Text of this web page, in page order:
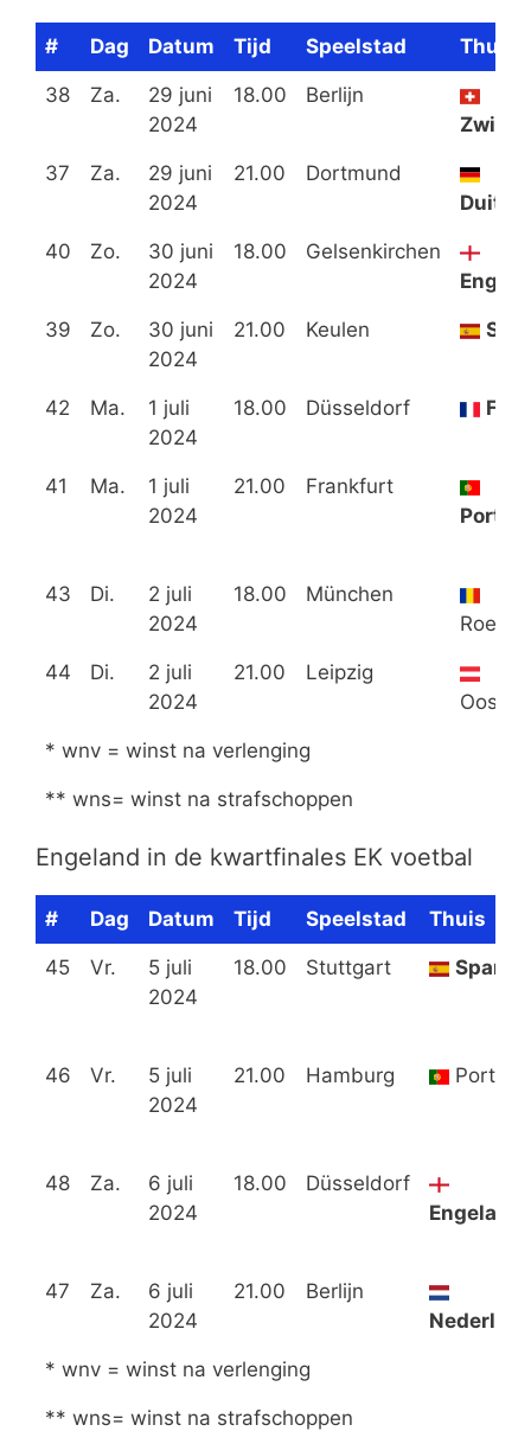
# Dag Datum Tijd Speelstad Thuis
38 Za.
29 juni
2024
18.00
Berlijn
37 Za.
29 juni
2024
21.00
Dortmund
40 Zo.
30 juni
2024
18.00
Gelsenkirchen
39 Zo.
30 juni
2024
21.00 Keulen
42 Ma.
1 juli
2024
18.00 Düsseldorf
41 Ma.
1 juli
2024
21.00
Frankfurt
43 Di.
2 juli
2024
18.00
München
44 Di.
2 juli
2024
21.00
Leipzig
* wnv = winst na verlenging
** wns= winst na strafschoppen
Engeland in de kwartfinales EK voetbal
# Dag Datum Tijd Speelstad Thuis
45 Vr.
5 juli
2024
18.00 Stuttgart Spanje
46 Vr.
5 juli
2024
21.00 Hamburg
48 Za.
6 juli
2024
18.00
Düsseldorf
Engeland
47 Za.
6 juli
2024
21.00
Berlijn
* wnv = winst na verlenging
** wns= winst na strafschoppen